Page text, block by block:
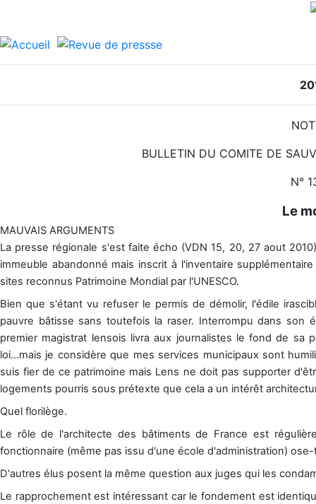
BULLETIN DU COMITE DE
N°
Le
MAUVAIS ARGUMENTS
La presse régionale s'est faite écho (VDN 15, 20, 27 aout
immeuble abandonné mais inscrit à l'inventaire
sites reconnus Patrimoine Mondial par l'UNESCO.
Bien que s'étant vu refuser le permis de démolir, l'édile
pauvre bâtisse sans toutefois la raser. Interrompu dans
premier magistrat lensois livra aux journalistes le fond de
loi...mais je considère que mes services municipaux sont
suis fier de ce patrimoine mais Lens ne doit pas supporter
logements pourris sous prétexte que cela a un intérêt
Quel florilège.
Le rôle de l'architecte des bâtiments de France est
fonctionnaire (même pas issu d'une école d'administration)
D'autres élus posent la même question aux juges qui les
Le rapprochement est intéressant car le fondement est